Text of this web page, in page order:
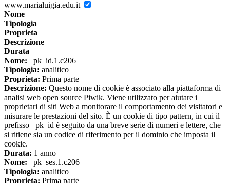
www.marialuigia.edu.it
Nome
Tipologia
Proprieta
Descrizione
Durata
Nome: _pk_id.1.c206
Tipologia: analitico
Proprieta: Prima parte
Descrizione: Questo nome di cookie è associato alla piattaforma di
analisi web open source Piwik. Viene utilizzato per aiutare i
proprietari di siti Web a monitorare il comportamento dei visitatori e
misurare le prestazioni del sito. È un cookie di tipo pattern, in cui il
prefisso _pk_id è seguito da una breve serie di numeri e lettere, che
si ritiene sia un codice di riferimento per il dominio che imposta il
cookie.
Durata: 1 anno
Nome: _pk_ses.1.c206
Tipologia: analitico
Proprieta: Prima parte